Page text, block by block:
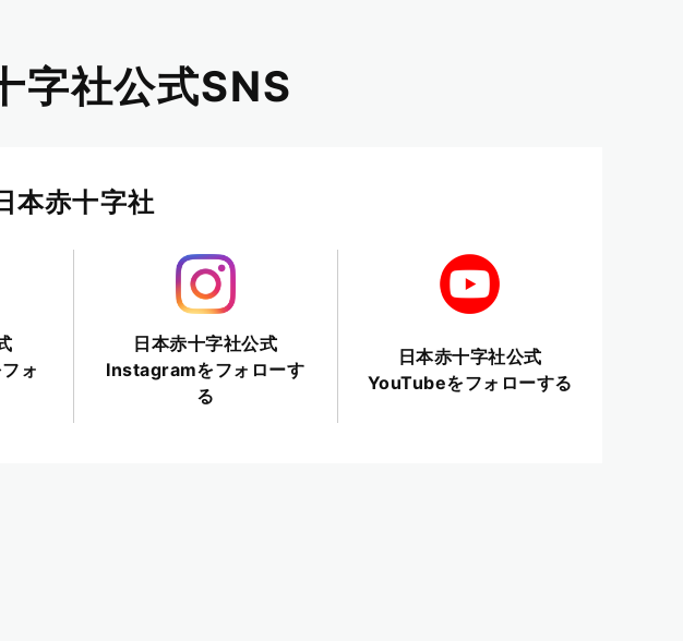
字社公式SNS
本赤十字社
ォ
日本赤十字社公式
Instagramをフォローす
る
日本赤十字社公式
YouTubeをフォローする